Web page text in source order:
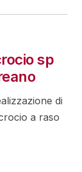
sp
di
a raso